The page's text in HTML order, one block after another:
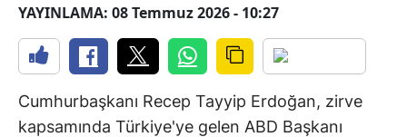
YAYINLAMA: 08 Temmuz 2026 - 10:27
Cumhurbaşkanı Recep Tayyip Erdoğan, zirve
kapsamında Türkiye'ye gelen ABD Başkanı